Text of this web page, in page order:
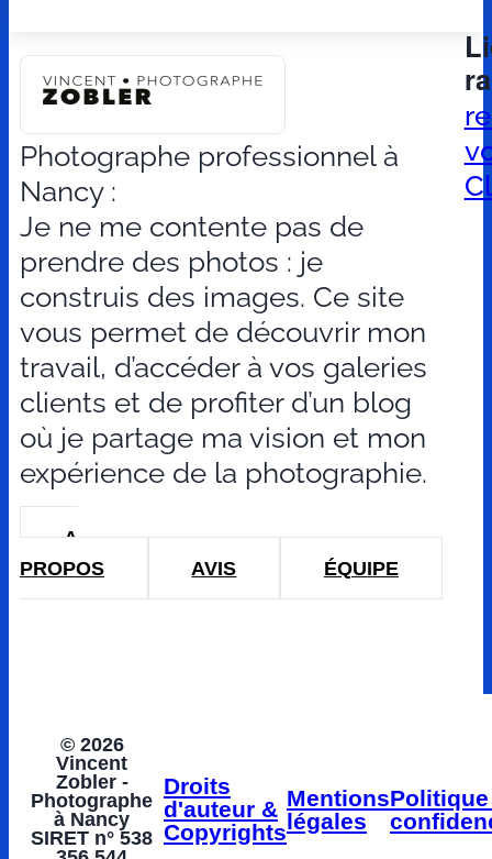
Photographe professionnel à
Nancy :
Je ne me contente pas de
prendre des photos : je
construis des images. Ce site
vous permet de découvrir mon
travail, d’accéder à vos galeries
clients et de profiter d’un blog
où je partage ma vision et mon
expérience de la photographie.
A
PROPOS
AVIS ÉQUIPE
© 2026
Vincent
Zobler -
Photographe
à Nancy
SIRET n° 538
Droits
d'auteur &
Copyrights
Mentions
légales